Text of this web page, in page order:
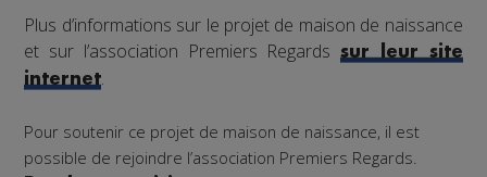
Plus d’informations sur le projet de maison de naissance
et sur l’association Premiers Regardssur leur site
internet.
Pour soutenir ce projet de maison de naissance, il est
possible de rejoindre l’association Premiers Regards.